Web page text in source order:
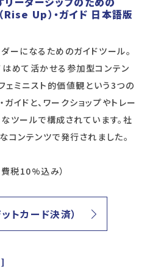
Rise Up）・ガイド 日本語版
ーになるためのガイドツール。
めて活かせる参加型コンテン
ェミニスト的価値観という3つの
ガイドと、ワークショップやトレー
ツールで構成されています。社
コンテンツで発行されました。
税10%込み）
トカード決済）